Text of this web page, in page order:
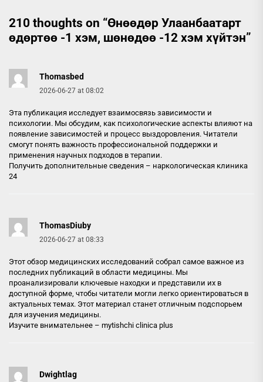
210 thoughts on “Өнөөдөр Улаанбаатарт
өдөртөө -1 хэм, шөнөдөө -12 хэм хүйтэн”
Thomasbed
2026-06-27 at 08:02
Эта публикация исследует взаимосвязь зависимости и
психологии. Мы обсудим, как психологические аспекты влияют на
появление зависимостей и процесс выздоровления. Читатели
смогут понять важность профессиональной поддержки и
применения научных подходов в терапии.
Получить дополнительные сведения – наркологическая клиника
24
ThomasDiuby
2026-06-27 at 08:33
Этот обзор медицинских исследований собрал самое важное из
последних публикаций в области медицины. Мы
проанализировали ключевые находки и представили их в
доступной форме, чтобы читатели могли легко ориентироваться в
актуальных темах. Этот материал станет отличным подспорьем
для изучения медицины.
Изучите внимательнее – mytishchi clinica plus
Dwightlag